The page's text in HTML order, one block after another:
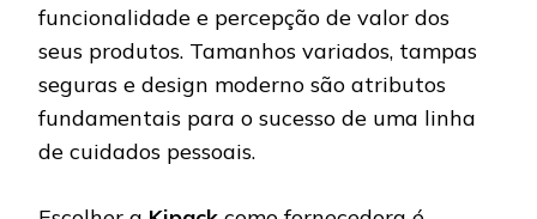
funcionalidade e percepção de valor dos
seus produtos. Tamanhos variados, tampas
seguras e design moderno são atributos
fundamentais para o sucesso de uma linha
de cuidados pessoais.